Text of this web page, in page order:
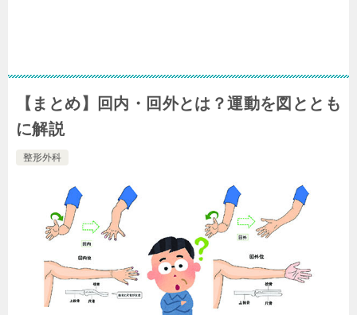
【まとめ】回内・回外とは？運動を図ととも
に解説
整形外科